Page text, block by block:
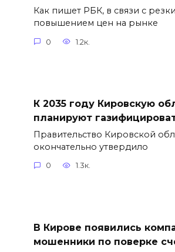
Как пишет РБК, в связи с
повышением цен на рынке
0 1.2к.
К 2035 году Кировскую
планируют
Правительство Кировской
окончательно утвердило
0 1.3к.
В Кирове появились
мошенники по поверке